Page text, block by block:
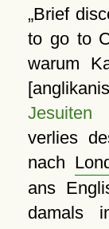
Brief
to go to
warum
Jesuiten
verlies
nach
ans
damals